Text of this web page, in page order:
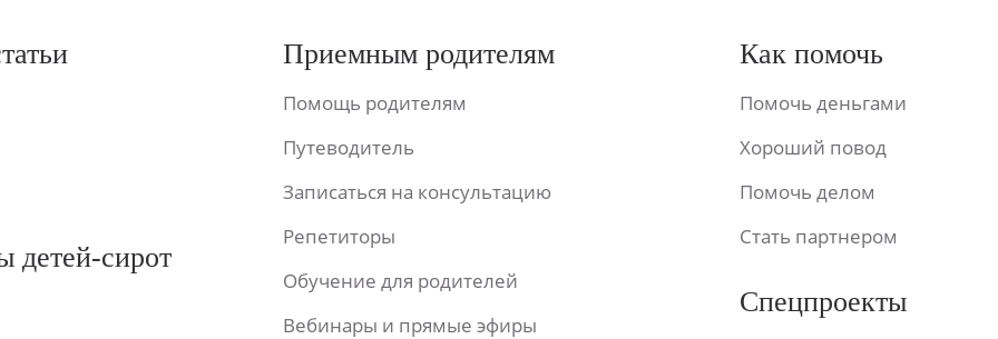
детей-сирот
Приемным родителям
Помощь родителям
Путеводитель
Записаться на консультацию
Репетиторы
Обучение для родителей
Вебинары и прямые эфиры
Как помочь
Помочь деньгами
Хороший повод
Помочь делом
Стать партнером
Спецпроекты